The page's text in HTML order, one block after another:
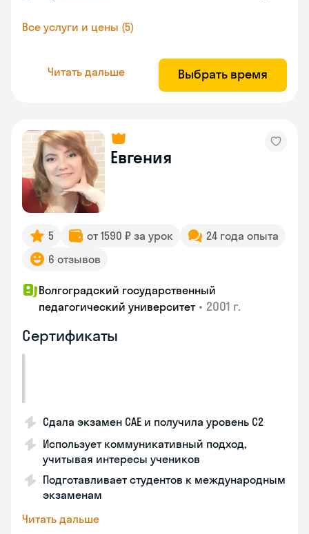
Все услуги и цены (5)
Читать дальше Выбрать время
Евгения
5 от 1590 ₽ за урок
24 года опыта
6 отзывов
Волгоградский государственный
педагогический университет • 2001 г.
Сертификаты
Сдала экзамен CAE и получила уровень С2
Использует коммуникативный подход,
учитывая интересы учеников
Подготавливает студентов к международным
экзаменам
Читать дальше